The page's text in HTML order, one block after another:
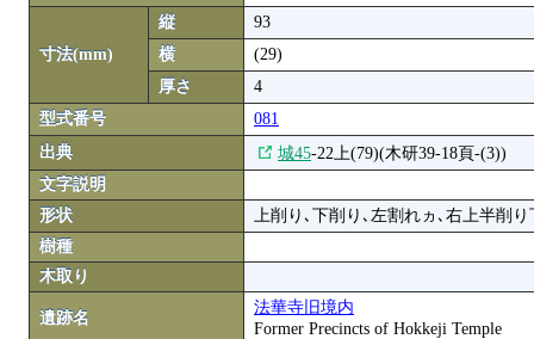
寸法(mm)
縦
93
横
(29)
厚さ
4
型式番号
081
出典
城45-22上(79)(木研39-18頁-(3))
文字説明
形状
上削り､下削り､左割れヵ､右上半削り
樹種
木取り
遺跡名
法華寺旧境内
Former Precincts of Hokkeji Temple